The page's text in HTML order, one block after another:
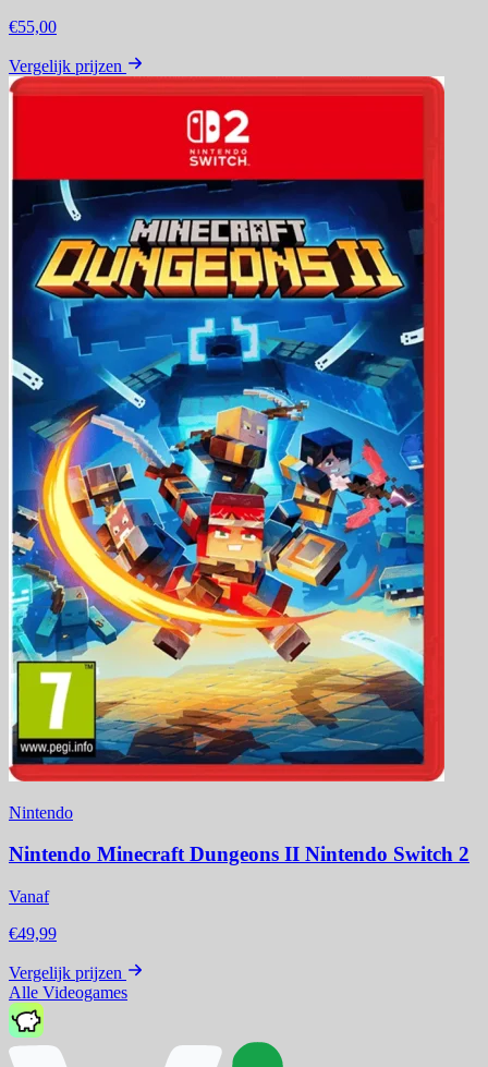
€55,00
Vergelijk prijzen
Nintendo
Nintendo Minecraft Dungeons II Nintendo Switch 2
Vanaf
€49,99
Vergelijk prijzen
Alle Videogames